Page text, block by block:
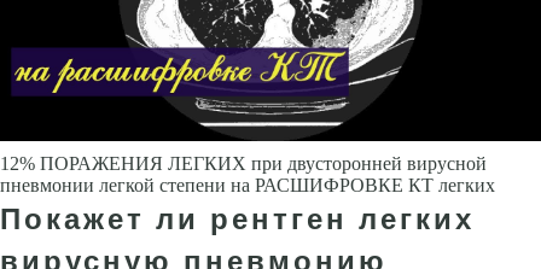
12% ПОРАЖЕНИЯ ЛЕГКИХ при двусторонней вирусной
пневмонии легкой степени на РАСШИФРОВКЕ КТ легких
Покажет ли рентген легких
вирусную пневмонию